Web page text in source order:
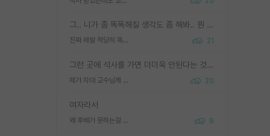
그.. 니가 좀 똑똑해질 생각도 좀 해봐.. 뭔 연구를 선배랑 계속 같이할 생각을하냐 박사과정이
진짜 제발 적당히 똑똑한 박사과정이라도 위에 있었으면.. 21
그런 곳에 석사를 가면 더더욱 안된다는 것을 깨달으시면 된겁니다!
제가 자대 교수님께 무례하게 행동한 걸까요? 20
여자라서
왜 후배가 못하는걸 교수님은 내 책임으로 돌리는걸까요? 9